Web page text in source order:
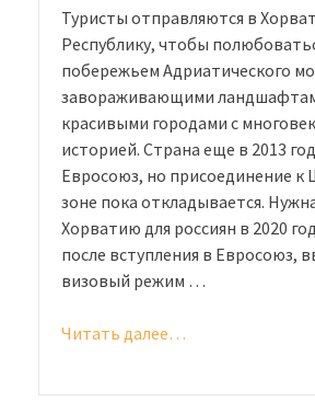
Туристы отправляются в
Республику, чтобы
побережьем Адриатического
завораживающими
красивыми городами с
историей. Страна еще в 2013
Евросоюз, но присоединение к
зоне пока откладывается.
Хорватию для россиян в 2020
после вступления в Евросоюз,
визовый режим …
Читать далее…